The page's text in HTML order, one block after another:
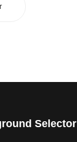
Selector